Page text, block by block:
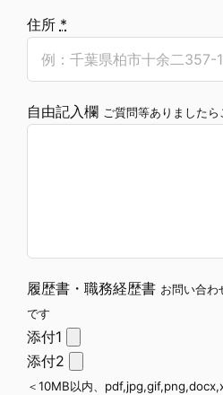
住所 *
自由記入欄 ご質問等ありました
履歴書・職務経歴書 お問い合わ
です
添付1
添付2
＜10MB以内、